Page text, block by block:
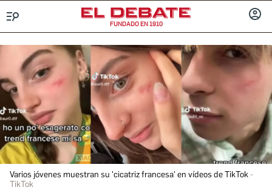
FUNDADO EN 1910
Varios jóvenes muestran su 'cicatriz francesa' en vídeos de TikTok
TikTok